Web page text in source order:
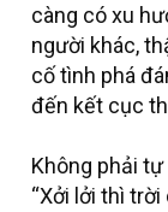
càng có xu
người khác,
cố tình phá
đến kết cục
Không phải
“Xởi lởi thì trời